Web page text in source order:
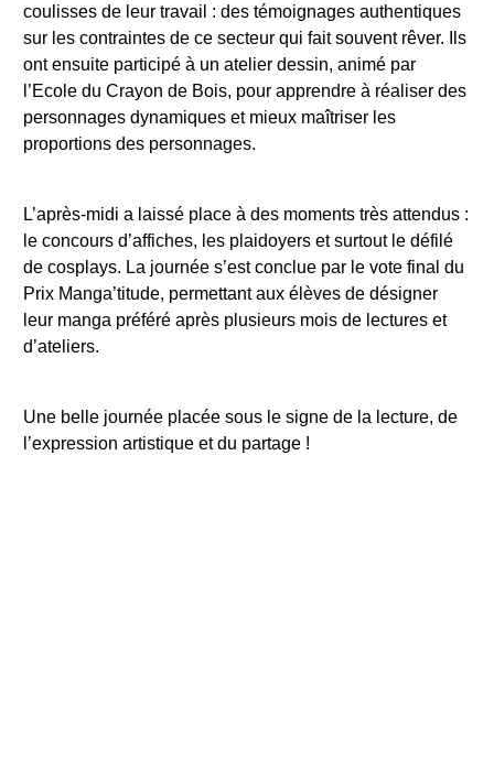
coulisses de leur travail : des témoignages authentiques
sur les contraintes de ce secteur qui fait souvent rêver. Ils
ont ensuite participé à un atelier dessin, animé par
l’Ecole du Crayon de Bois, pour apprendre à réaliser des
personnages dynamiques et mieux maîtriser les
proportions des personnages.
L’après-midi a laissé place à des moments très attendus :
le concours d’affiches, les plaidoyers et surtout le défilé
de cosplays. La journée s’est conclue par le vote final du
Prix Manga’titude, permettant aux élèves de désigner
leur manga préféré après plusieurs mois de lectures et
d’ateliers.
Une belle journée placée sous le signe de la lecture, de
l’expression artistique et du partage !